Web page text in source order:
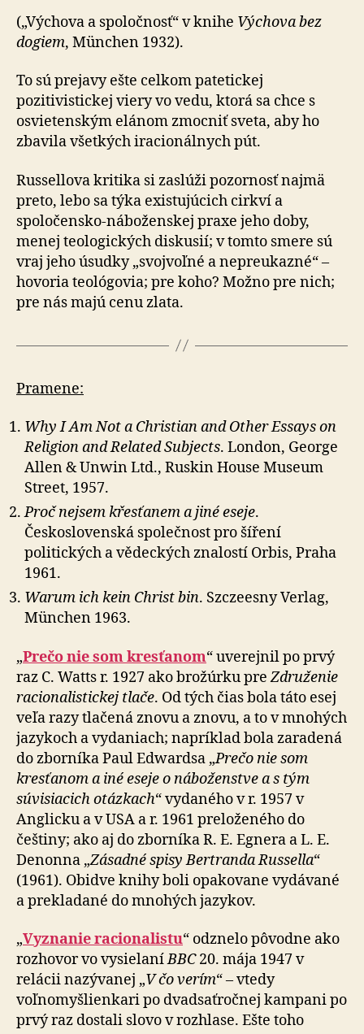
(„Výchova a spoločnosť“ v knihe Výchova bez
dogiem, München 1932).
To sú prejavy ešte celkom patetickej
pozitivistickej viery vo vedu, ktorá sa chce s
osvietenským elánom zmocniť sveta, aby ho
zbavila všetkých iracionálnych pút.
Russellova kritika si zaslúži pozornosť najmä
preto, lebo sa týka existujúcich cirkví a
spoločensko-náboženskej praxe jeho doby,
menej teologických diskusií; v tomto smere sú
vraj jeho úsudky „svojvoľné a nepreukazné“ –
hovoria teológovia; pre koho? Možno pre nich;
pre nás majú cenu zlata.
Pramene:
Why I Am Not a Christian and Other Essays on
Religion and Related Subjects. London, George
Allen & Unwin Ltd., Ruskin House Museum
Street, 1957.
Proč nejsem křesťanem a jiné eseje.
Československá společnost pro šíření
politických a vědeckých znalostí Orbis, Praha
1961.
Warum ich kein Christ bin. Szczeesny Verlag,
München 1963.
„Prečo nie som kresťanom“ uverejnil po prvý
raz C. Watts r. 1927 ako brožúrku preZdruženie
racionalistickej tlače. Od tých čias bola táto esej
veľa razy tlačená znovu a znovu, a to v mnohých
jazykoch a vydaniach; napríklad bola zaradená
do zborníka Paul Edwardsa „Prečo nie som
kresťanom a iné eseje o náboženstve a s tým
súvisiacich otázkach“ vydaného v r. 1957 v
Anglicku a v USA a r. 1961 preloženého do
češtiny; ako aj do zborníka R. E. Egnera a L. E.
Denonna „Zásadné spisy Bertranda Russella“
(1961). Obidve knihy boli opakovane vydávané
a prekladané do mnohých jazykov.
„Vyznanie racionalistu“ odznelo pôvodne ako
rozhovor vo vysielaníBBC20. mája 1947 v
relácii nazývanej „V čo verím“ – vtedy
voľnomyšlienkari po dvadsaťročnej kampani po
prvý raz dostali slovo v rozhlase. Ešte toho